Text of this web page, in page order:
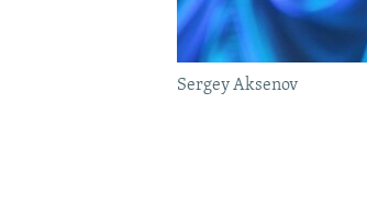
Sergey Aksenov